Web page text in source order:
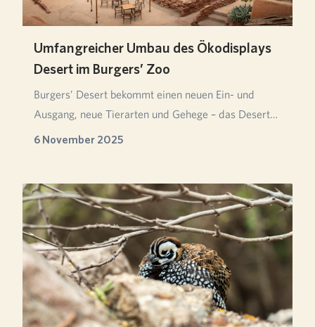
Umfangreicher Umbau des Ökodisplays
Desert im Burgers’ Zoo
Burgers’ Desert bekommt einen neuen Ein- und
Ausgang, neue Tierarten und Gehege – das Desert
Restaur…
6 November 2025